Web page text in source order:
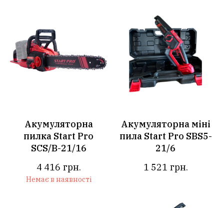
Акумуляторна
пилка Start Pro
SCS/B-21/16
4 416 грн.
Немає в наявності
Акумуляторна міні
пила Start Pro SBS5-
21/6
1 521 грн.